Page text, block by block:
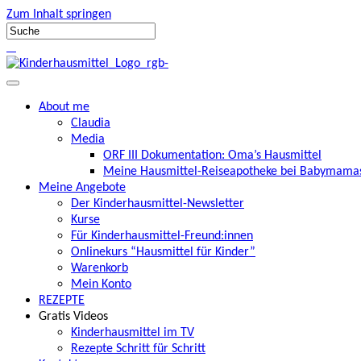
Zum Inhalt springen
About me
Claudia
Media
ORF III Dokumentation: Oma’s Hausmittel
Meine Hausmittel-Reiseapotheke bei
Meine Angebote
Der Kinderhausmittel-Newsletter
Kurse
Für Kinderhausmittel-Freund:innen
Onlinekurs “Hausmittel für Kinder”
Warenkorb
Mein Konto
REZEPTE
Gratis Videos
Kinderhausmittel im TV
Rezepte Schritt für Schritt